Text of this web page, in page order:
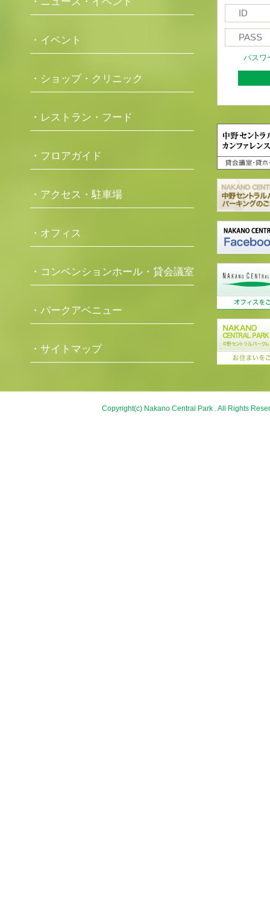
・イベント
・ショップ・クリニック
・レストラン・フード
・フロアガイド
・アクセス・駐車場
・オフィス
・コンベンションホール・貸会議室
・パークアベニュー
・サイトマップ
パスワ
Copyright(c) Nakano Central Park . All Rights